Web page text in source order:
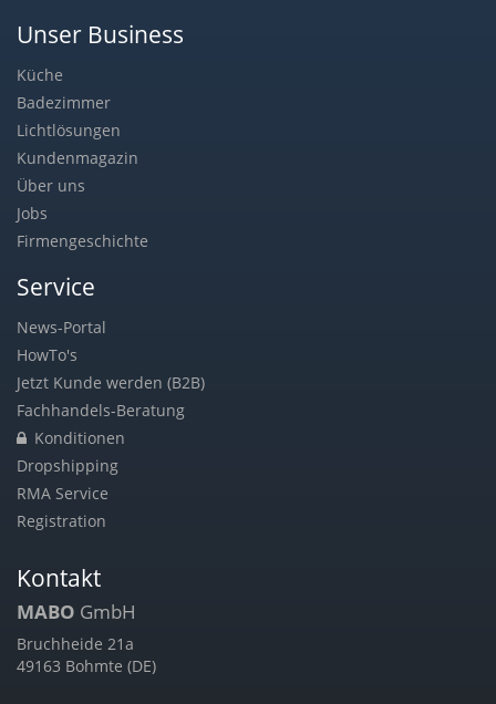
Unser Business
Küche
Badezimmer
Lichtlösungen
Kundenmagazin
Über uns
Jobs
Firmengeschichte
Service
News-Portal
HowTo's
Jetzt Kunde werden (B2B)
Fachhandels-Beratung
Konditionen
Dropshipping
RMA Service
Registration
Kontakt
MABO GmbH
Bruchheide 21a
49163 Bohmte (DE)